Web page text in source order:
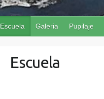
Escuela Galeria Pupilaje
Escuela